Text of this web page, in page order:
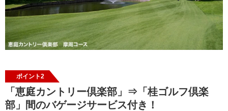
ポイント2
「恵庭カントリー倶楽部」⇒「桂ゴルフ倶楽
部」間のバゲージサービス付き！